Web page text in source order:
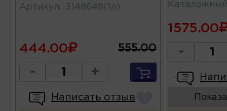
Артикул : 3148648(1л)
444.00 555.00
- +
Написать отзыв
1575.00
-